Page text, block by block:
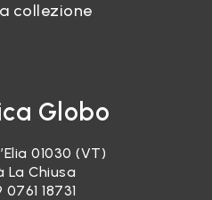
collezione
Globo
01030 (VT)
La Chiusa
0761 18731